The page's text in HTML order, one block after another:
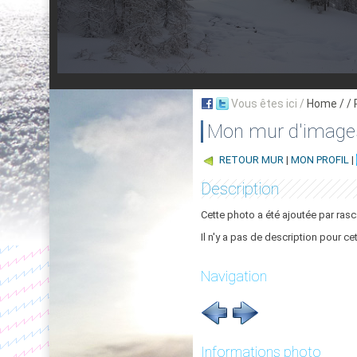
Vous êtes ici / Home / /
Mon mur
RETOUR MUR | MON PROFIL |
Description
Cette photo a été ajoutée par
Il n'y a pas de description pour
Navigation
Informations photo